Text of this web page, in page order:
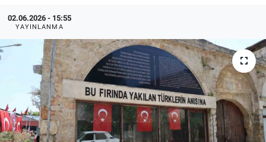
02.06.2026 - 15:55
YAYINLANMA